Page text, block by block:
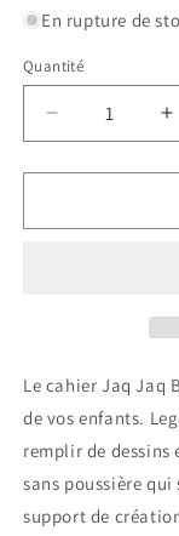
En rupture de
Quantité
Quantité
Réduire
la
quantité
Doodle
Le cahier Jaq Jaq
de vos enfants.
remplir de dessins
sans poussière
support de